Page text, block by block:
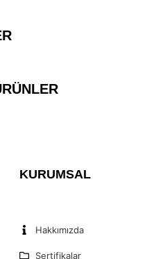
KURUMSAL
Hakkımızda
Sertifikalar